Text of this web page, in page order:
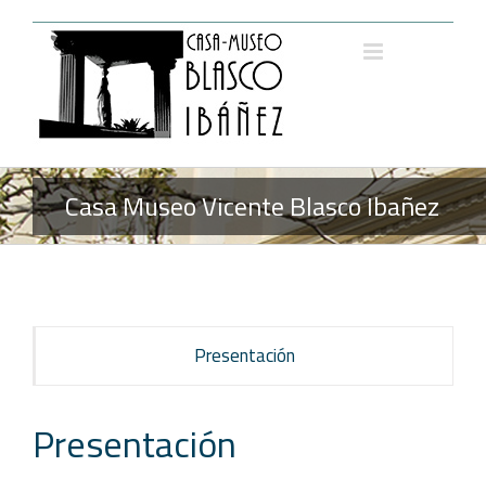
contenido
Casa Museo Vicente Blasco Ibañez
Presentación
Presentación